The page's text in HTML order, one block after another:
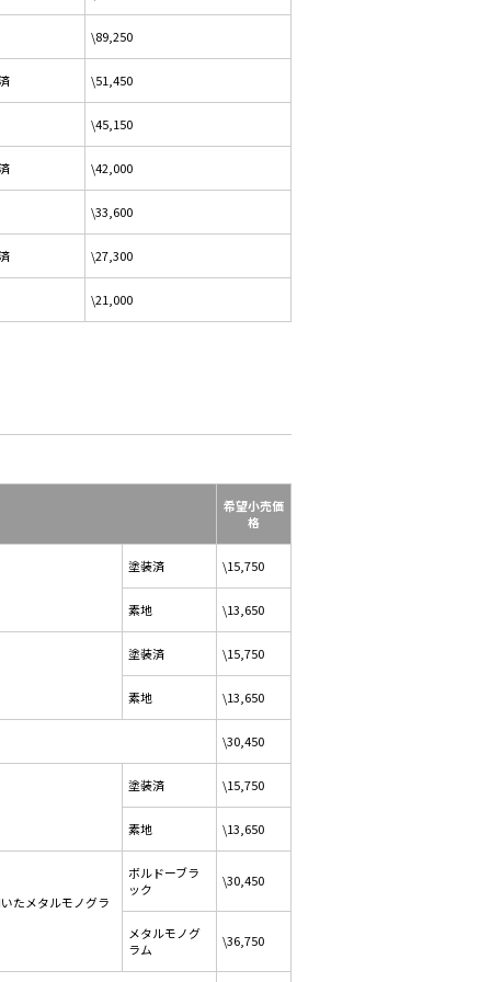
\89,250
\51,450
\45,150
\42,000
\33,600
\27,300
\21,000
希望小売価
格
塗装済 \15,750
素地 \13,650
塗装済 \15,750
素地 \13,650
\30,450
塗装済 \15,750
素地 \13,650
たメタルモノグラ
ボルドーブラ
ック
\30,450
メタルモノグ
ラム
\36,750